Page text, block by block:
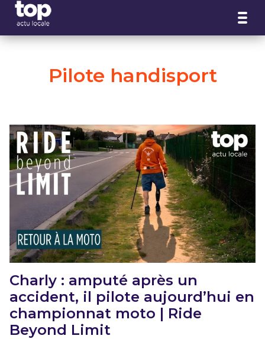
Pilote handisport
Charly : amputé après un
accident, il pilote aujourd’hui en
championnat moto | Ride
Beyond Limit
Panneau de gestion des cookies